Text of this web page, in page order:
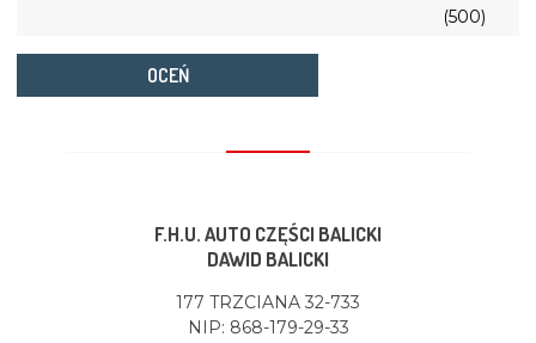
(500)
OCEŃ
F.H.U. AUTO CZĘŚCI BALICKI
DAWID BALICKI
177 TRZCIANA 32-733
NIP: 868-179-29-33